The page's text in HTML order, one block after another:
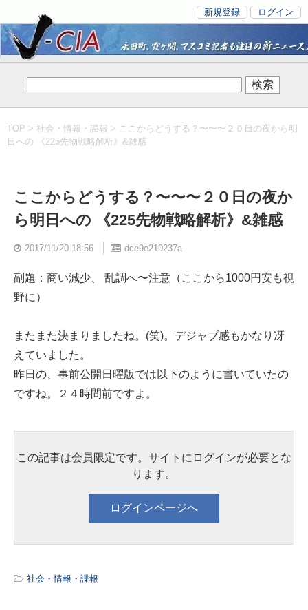
新規登録 ログイン
TOP > 社会・情報・諜報 > ここからどうする？〜〜〜２０日の夜から明
日への 《225先物戦略解析》&雑感
ここからどうする？〜〜〜２０日の夜か
ら明日への 《225先物戦略解析》&雑感
2017/11/20 18:56 dce9e210237a
副題：商い減少、 乱調へ〜注意（ここから1000円安も視
野に）
またまた決まりましたね。(笑)。デジャブ感もかなり冴
えていました。
昨日の、事前公開日曜版では以下のように書いていたの
ですね。２４時間前ですよ。
この記事は会員限定です。サイトにログインが必要とな
ります。
社会・情報・諜報